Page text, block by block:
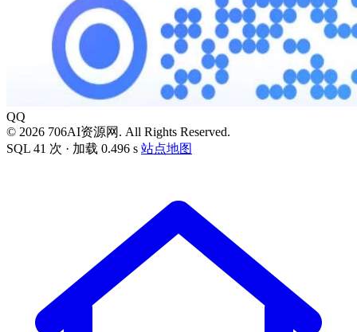
QQ
© 2026 706AI资源网. All Rights Reserved.
SQL 41 次 · 加载 0.496 s 站点地图